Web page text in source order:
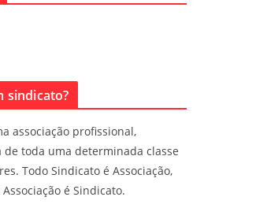
sindicato?
associação profissional,
de toda uma determinada classe
Todo Sindicato é Associação,
é Sindicato.